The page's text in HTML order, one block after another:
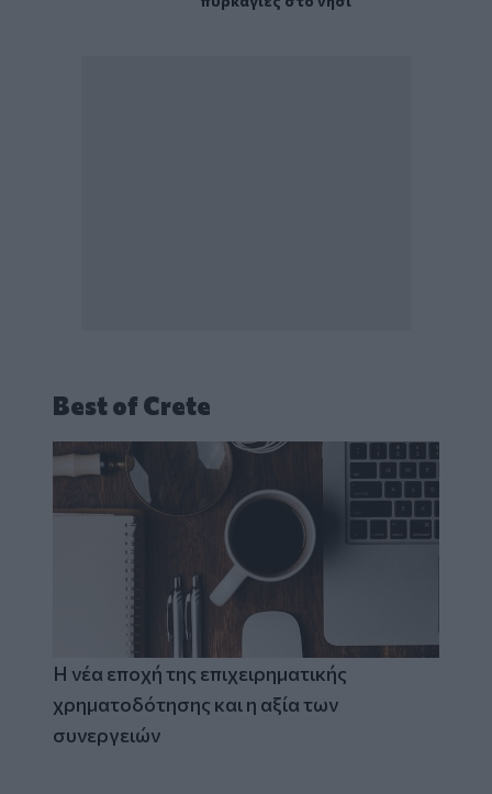
Best of Crete
Η νέα εποχή της επιχειρηματικής
χρηματοδότησης και η αξία των
συνεργειών